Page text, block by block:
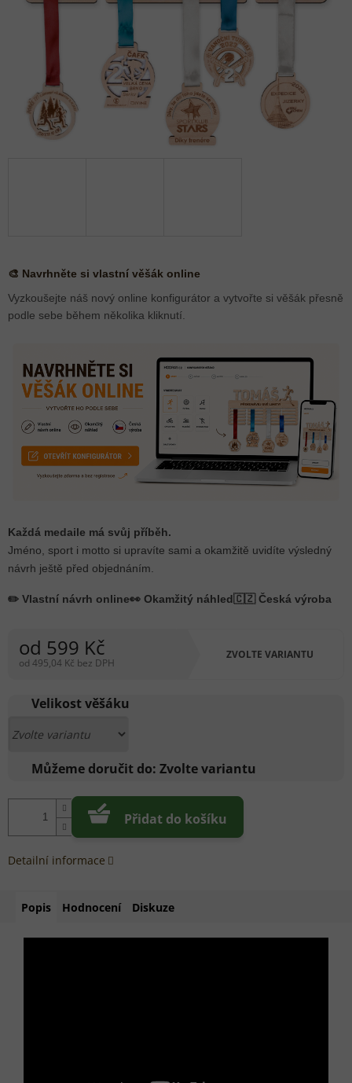
od 599 Kč
od 495,04 Kč bez DPH
cena:
ZVOLTE VARIANTU
Velikost věšáku
Můžeme doručit do: Zvolte variantu
Přidat do košíku
🎨 Navrhněte si vlastní věšák online
Vyzkoušejte náš nový online konfigurátor a vytvořte si věšák přesně
podle sebe během několika kliknutí.
Každá medaile má svůj příběh.
Jméno, sport i motto si upravíte sami a okamžitě uvidíte výsledný
návrh ještě před objednáním.
✏️ Vlastní návrh online👀 Okamžitý náhled 🇨🇿 Česká výroba
Detailní informace
Popis Hodnocení Diskuze